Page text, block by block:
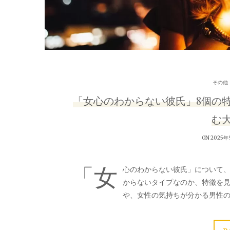
その他
「女心のわからない彼氏」8個
む
ON 2025
「女
心のわからない彼氏」について
からないタイプなのか、特徴を
や、女性の気持ちが分かる男性